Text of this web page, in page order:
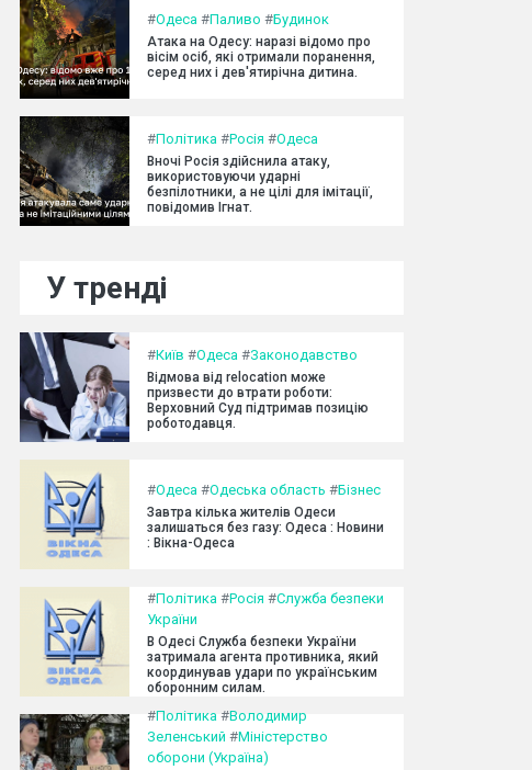
#Одеса #Паливо #Будинок
Атака на Одесу: наразі відомо про
вісім осіб, які отримали поранення,
серед них і дев'ятирічна дитина.
#Політика #Росія #Одеса
Вночі Росія здійснила атаку,
використовуючи ударні
безпілотники, а не цілі для імітації,
повідомив Ігнат.
У тренді
#Київ #Одеса #Законодавство
Відмова від relocation може
призвести до втрати роботи:
Верховний Суд підтримав позицію
роботодавця.
#Одеса #Одеська область #Бізнес
Завтра кілька жителів Одеси
залишаться без газу: Одеса : Новини
: Вікна-Одеса
#Політика #Росія #Служба безпеки
України
В Одесі Служба безпеки України
затримала агента противника, який
координував удари по українським
оборонним силам.
#Політика #Володимир
Зеленський #Міністерство
оборони (Україна)